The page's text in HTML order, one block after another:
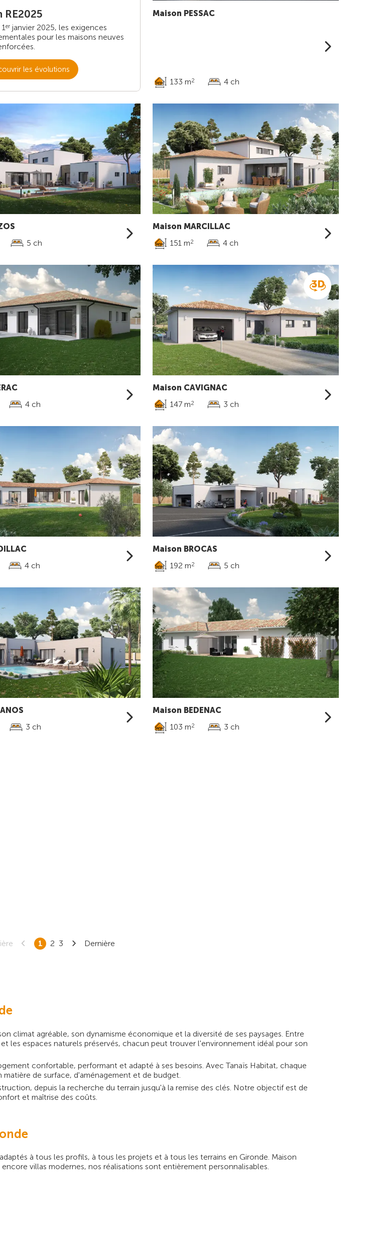
RE2025
erjanvier 2025, les exigences
pour les maisons neuves
les évolutions
Maison PESSAC
133 m2 4 ch
5 ch
Maison MARCILLAC
151 m2 4 ch
4 ch
Maison CAVIGNAC
147 m2 3 ch
4 ch
Maison BROCAS
192 m2 5 ch
3 ch
Maison BEDENAC
103 m2 3 ch
1 2 3 Dernière
climat agréable, son dynamisme économique et la diversité de ses paysages. Entre
les espaces naturels préservés, chacun peut trouver l'environnement idéal pour son
confortable, performant et adapté à ses besoins. Avec Tanaïs Habitat, chaque
de surface, d'aménagement et de budget.
depuis la recherche du terrain jusqu'à la remise des clés. Notre objectif est de
et maîtrise des coûts.
à tous les profils, à tous les projets et à tous les terrains en Gironde. Maison
villas modernes, nos réalisations sont entièrement personnalisables.